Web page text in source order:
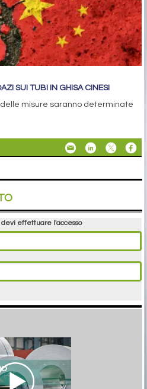
SUI TUBI IN GHISA CINESI
delle misure saranno determinate
effettuare l'accesso